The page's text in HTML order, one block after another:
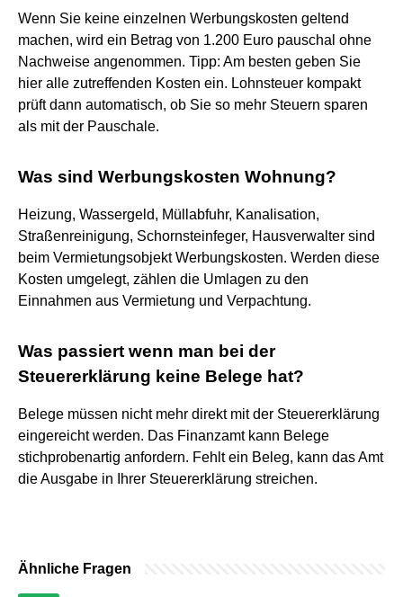
Wenn Sie keine einzelnen Werbungskosten geltend
machen, wird ein Betrag von 1.200 Euro pauschal ohne
Nachweise angenommen. Tipp: Am besten geben Sie
hier alle zutreffenden Kosten ein. Lohnsteuer kompakt
prüft dann automatisch, ob Sie so mehr Steuern sparen
als mit der Pauschale.
Was sind Werbungskosten Wohnung?
Heizung, Wassergeld, Müllabfuhr, Kanalisation,
Straßenreinigung, Schornsteinfeger, Hausverwalter sind
beim Vermietungsobjekt Werbungskosten. Werden diese
Kosten umgelegt, zählen die Umlagen zu den
Einnahmen aus Vermietung und Verpachtung.
Was passiert wenn man bei der
Steuererklärung keine Belege hat?
Belege müssen nicht mehr direkt mit der Steuererklärung
eingereicht werden. Das Finanzamt kann Belege
stichprobenartig anfordern. Fehlt ein Beleg, kann das Amt
die Ausgabe in Ihrer Steuererklärung streichen.
Ähnliche Fragen